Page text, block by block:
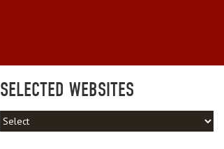
SELECTED WEBSITES